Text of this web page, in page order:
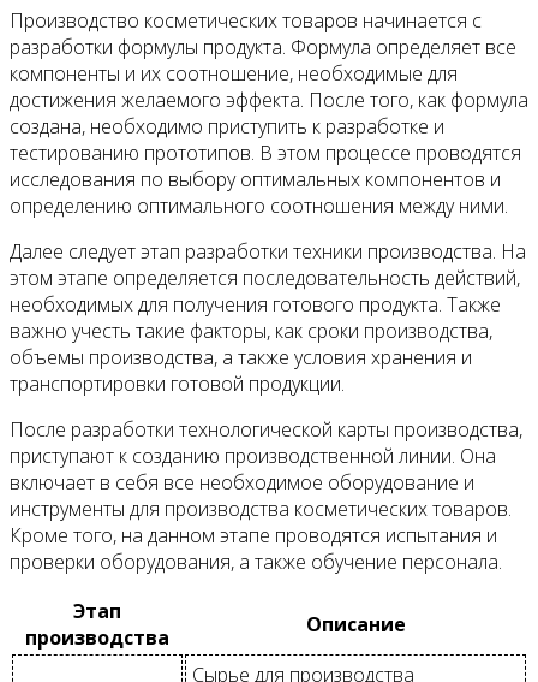
Производство косметических товаров начинается с
разработки формулы продукта. Формула определяет все
компоненты и их соотношение, необходимые для
достижения желаемого эффекта. После того, как формула
создана, необходимо приступить к разработке и
тестированию прототипов. В этом процессе проводятся
исследования по выбору оптимальных компонентов и
определению оптимального соотношения между ними.
Далее следует этап разработки техники производства. На
этом этапе определяется последовательность действий,
необходимых для получения готового продукта. Также
важно учесть такие факторы, как сроки производства,
объемы производства, а также условия хранения и
транспортировки готовой продукции.
После разработки технологической карты производства,
приступают к созданию производственной линии. Она
включает в себя все необходимое оборудование и
инструменты для производства косметических товаров.
Кроме того, на данном этапе проводятся испытания и
проверки оборудования, а также обучение персонала.
Этап
производства
Описание
Сырье для производства